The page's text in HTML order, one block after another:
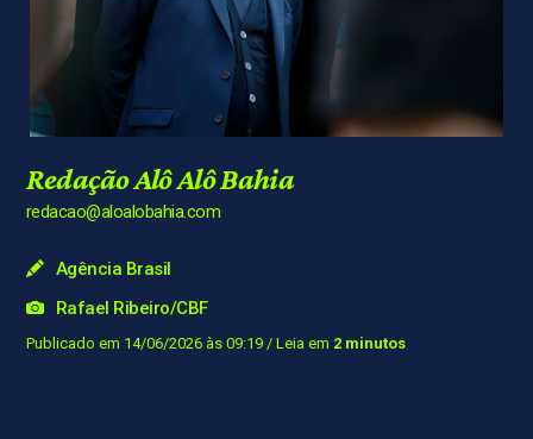
Redação Alô Alô Bahia
redacao@aloalobahia.com
Agência Brasil
Rafael Ribeiro/CBF
Publicado em 14/06/2026 às 09:19/ Leia em 2 minutos